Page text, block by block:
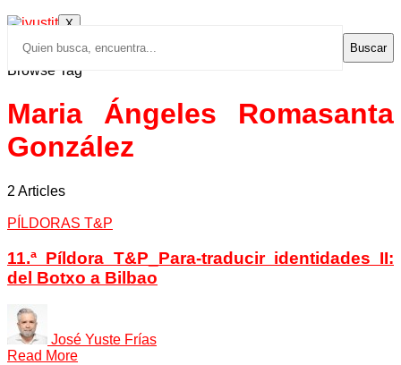
X
Buscar
Browse Tag
Maria Ángeles Romasanta
González
2 Articles
PÍLDORAS T&P
11.ª Píldora T&P_Para-traducir identidades II:
del Botxo a Bilbao
José Yuste Frías
Read More